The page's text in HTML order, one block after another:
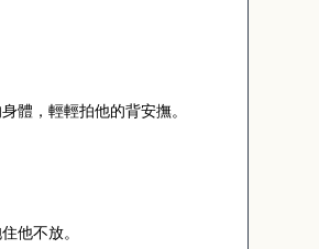
體，輕輕拍他的背安撫。
他不放。